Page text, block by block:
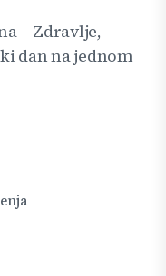
– Zdravlje,
dan na jednom